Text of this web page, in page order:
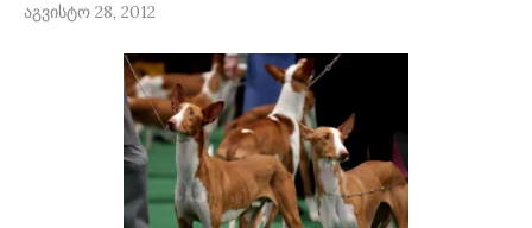
აგვისტო 28, 2012